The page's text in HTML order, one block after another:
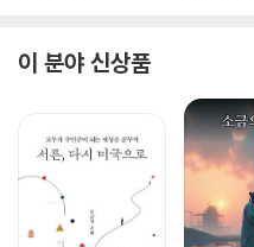
이 분야 신상품